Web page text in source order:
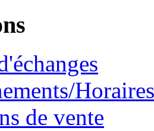
Horaires
de vente